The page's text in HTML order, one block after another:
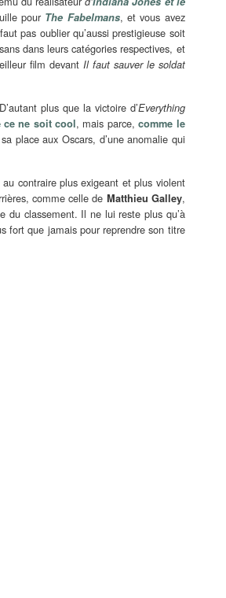
pour The Fabelmans, et vous avez
pas oublier qu’aussi prestigieuse soit
dans leurs catégories respectives, et
film devant Il faut sauver le soldat
plus que la victoire d’Everything
ce ne soit cool, mais parce,comme le
place aux Oscars, d’une anomalie qui
contraire plus exigeant et plus violent
comme celle de Matthieu Galley,
du classement. Il ne lui reste plus qu’à
fort que jamais pour reprendre son titre